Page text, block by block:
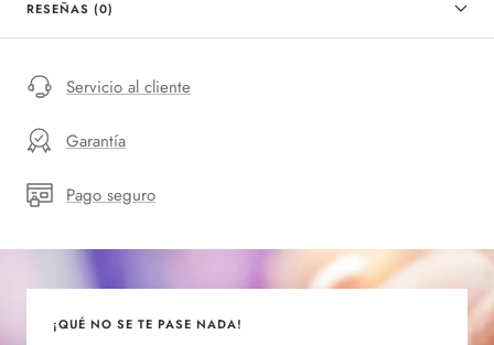
RESEÑAS (0)
Servicio al cliente
Garantía
Pago seguro
¡QUÉ NO SE TE PASE NADA!